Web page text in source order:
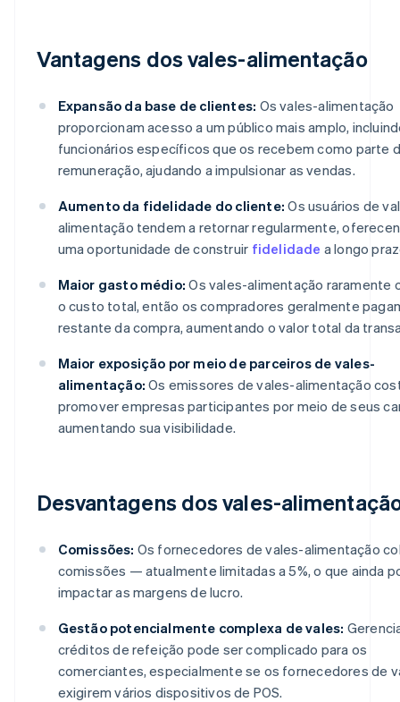
Vantagens dos vales-alimentação
Expansão da base de clientes: Os vales-alimentação
proporcionam acesso a um público mais amplo,
funcionários específicos que os recebem como parte
remuneração, ajudando a impulsionar as vendas.
Aumento da fidelidade do cliente: Os usuários de
alimentação tendem a retornar regularmente,
uma oportunidade de construir fidelidade a longo
Maior gasto médio: Os vales-alimentação raramente
o custo total, então os compradores geralmente
restante da compra, aumentando o valor total da
Maior exposição por meio de parceiros de vales-
alimentação: Os emissores de vales-alimentação
promover empresas participantes por meio de seus
aumentando sua visibilidade.
Desvantagens dos vales-
Comissões: Os fornecedores de vales-alimentação
comissões — atualmente limitadas a 5%, o que ainda
impactar as margens de lucro.
Gestão potencialmente complexa de vales:
créditos de refeição pode ser complicado para os
comerciantes, especialmente se os fornecedores de
exigirem vários dispositivos de POS.